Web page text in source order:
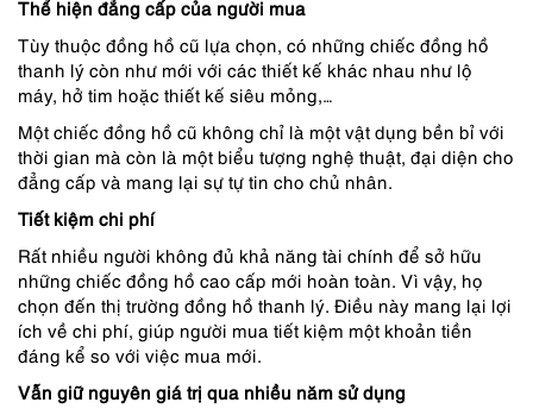
Thể hiện đẳng cấp của người mua
Tùy thuộc đồng hồ cũ lựa chọn, có những chiếc đồng hồ
thanh lý còn như mới với các thiết kế khác nhau như lộ
máy, hở tim hoặc thiết kế siêu mỏng,…
Một chiếc đồng hồ cũ không chỉ là một vật dụng bền bỉ với
thời gian mà còn là một biểu tượng nghệ thuật, đại diện cho
đẳng cấp và mang lại sự tự tin cho chủ nhân.
Tiết kiệm chi phí
Rất nhiều người không đủ khả năng tài chính để sở hữu
những chiếc đồng hồ cao cấp mới hoàn toàn. Vì vậy, họ
chọn đến thị trường đồng hồ thanh lý. Điều này mang lại lợi
ích về chi phí, giúp người mua tiết kiệm một khoản tiền
đáng kể so với việc mua mới.
Vẫn giữ nguyên giá trị qua nhiều năm sử dụng